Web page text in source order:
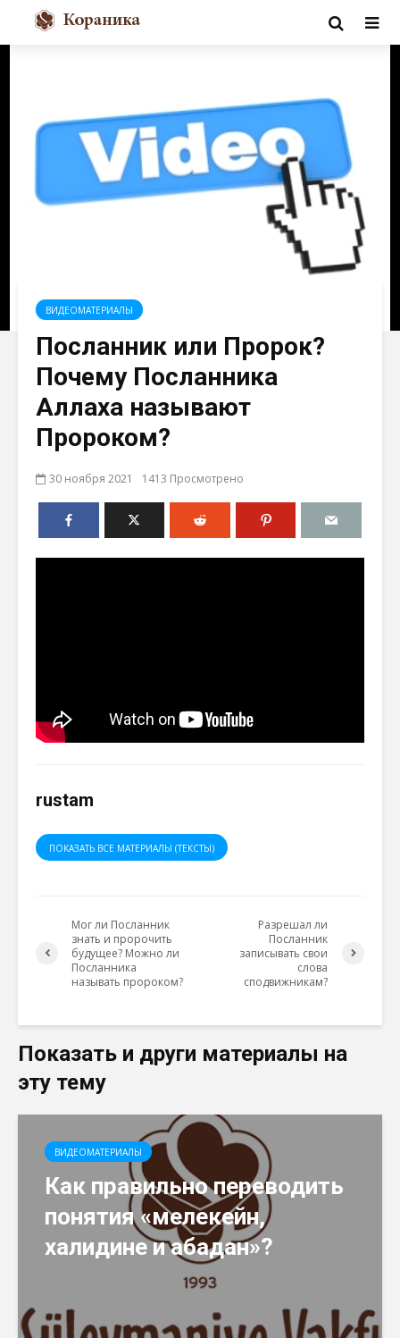
ВИДЕОМАТЕРИАЛЫ
Посланник или Пророк?
Почему Посланника
Аллаха называют
Пророком?
30 ноября 2021 1413 Просмотрено
rustam
ПОКАЗАТЬ ВСЕ МАТЕРИАЛЫ (ТЕКСТЫ)
Мог ли Посланник
знать и пророчить
будущее? Можно ли
Посланника
называть пророком?
Разрешал ли
Посланник
записывать свои
слова
сподвижникам?
Показать и други материалы на
эту тему
ВИДЕОМАТЕРИАЛЫ
Как правильно переводить
понятия «мелекейн,
халидине и абадан»?